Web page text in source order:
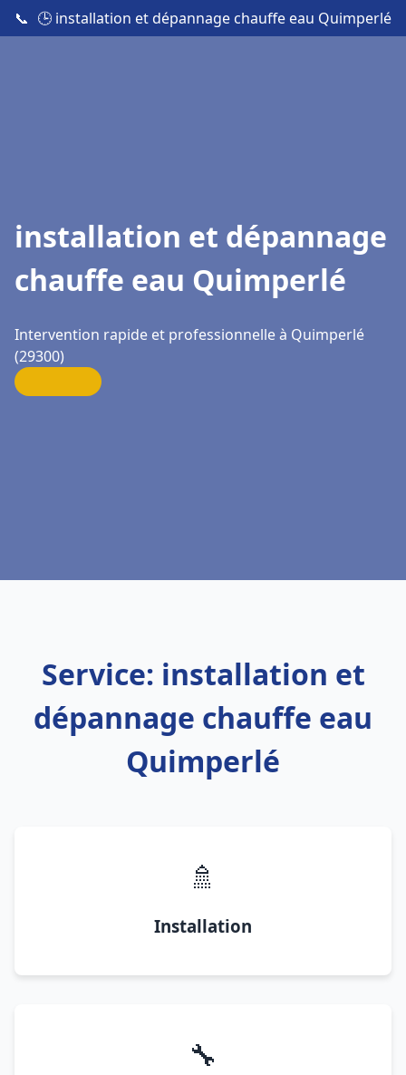
📞 🕒 installation et dépannage chauffe eau Quimperlé
installation et dépannage
chauffe eau Quimperlé
Intervention rapide et professionnelle à Quimperlé
(29300)
Service: installation et
dépannage chauffe eau
Quimperlé
🚿
Installation
🔧